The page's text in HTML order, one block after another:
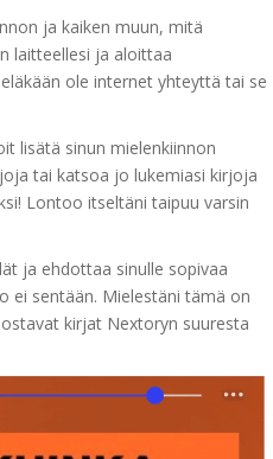
ja kaiken muun, mitä
laitteellesi ja aloittaa
ole internet yhteyttä tai se
lisätä sinun mielenkiinnon
tai katsoa jo lukemiasi kirjoja
Lontoo itseltäni taipuu varsin
ja ehdottaa sinulle sopivaa
ei sentään. Mielestäni tämä on
kirjat Nextoryn suuresta